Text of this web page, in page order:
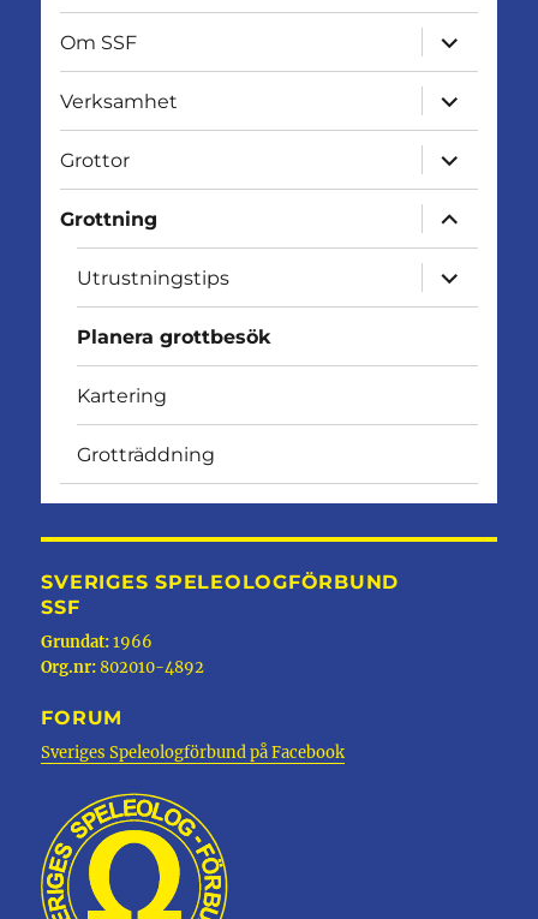
Om SSF
expandera
Verksamhet
expandera
Grottor
expandera
Grottning
expandera
Utrustningstips
expandera
Planera grottbesök
Kartering
Grotträddning
SVERIGES SPELEOLOGFÖRBUND
SSF
Grundat:1966
Org.nr:802010-4892
FORUM
Sveriges Speleologförbund på Facebook